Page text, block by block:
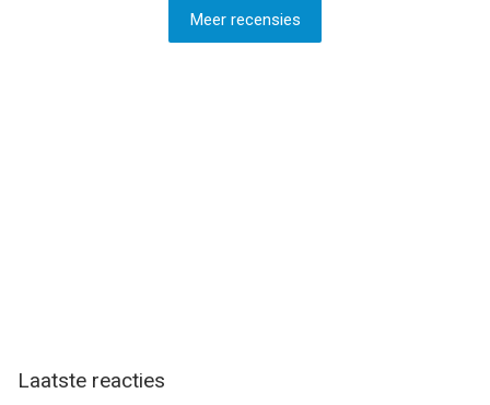
Meer recensies
Laatste reacties